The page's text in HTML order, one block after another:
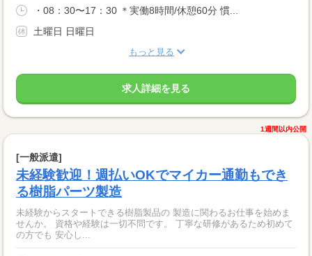
・08：30〜17：30 ＊実働8時間/休憩60分 慣...
土曜日 日曜日
もっと見る
求人詳細を見る
1週間以内公開
[一般派遣]
未経験歓迎！週払いOKでマイカー通勤もでき
る樹脂パーツ製造
未経験からスタートできる樹脂製品の 製造に関わるお仕事を始めま
せんか。 資格や経験は一切不問です。 丁寧な研修があるため初めて
の方でも 安心し...